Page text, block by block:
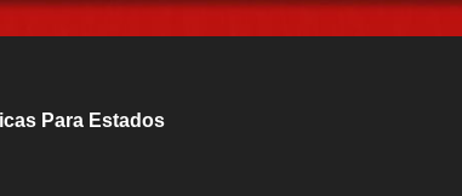
Para Estados